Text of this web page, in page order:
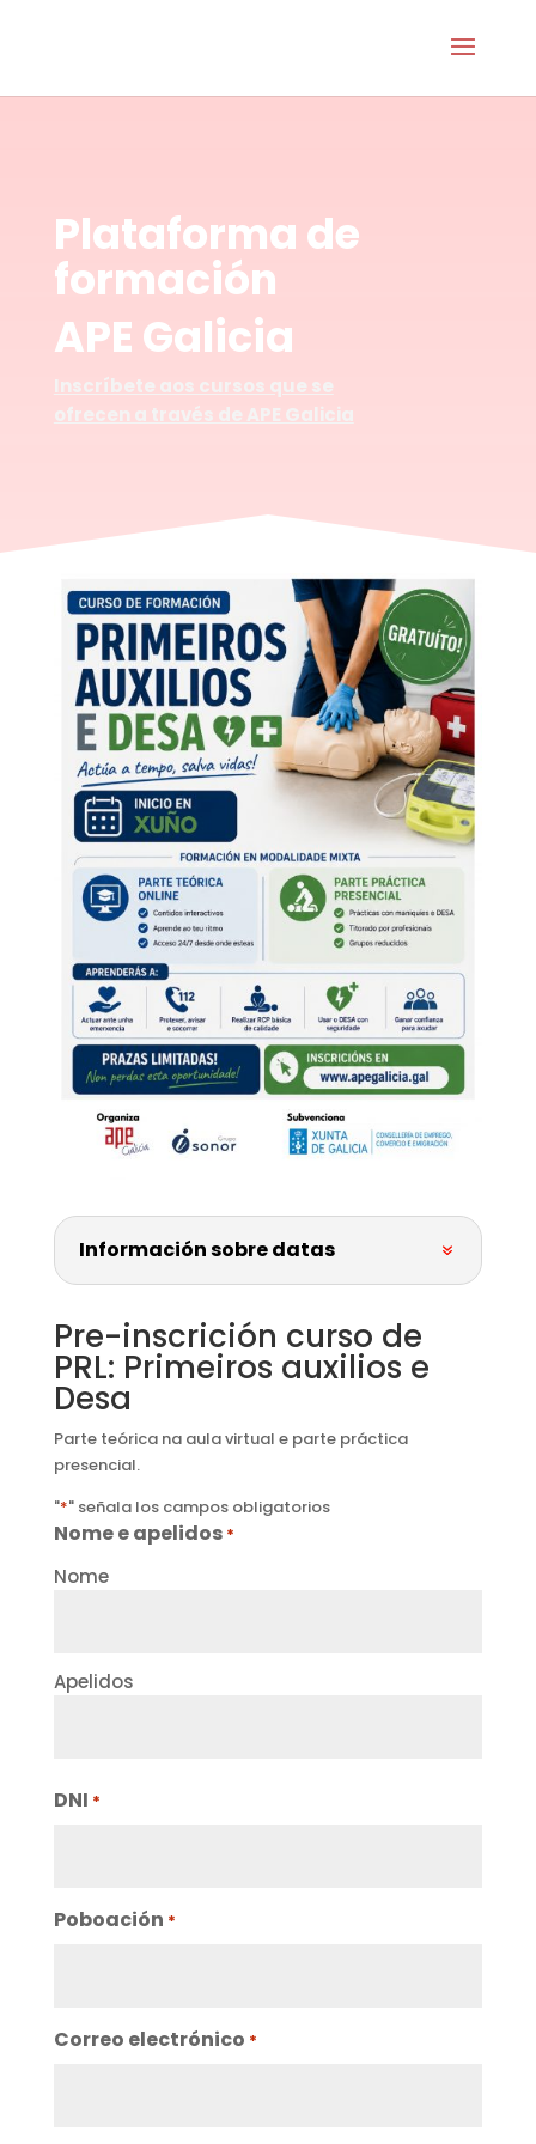
Plataforma de
formación
APE Galicia
Inscríbete aos cursos que se
ofrecen a través de APE Galicia
Información sobre datas
Pre-inscrición curso de
PRL: Primeiros auxilios e
Desa
Parte teórica na aula virtual e parte práctica
presencial.
"*" señala los campos obligatorios
Nome e apelidos *
Nome
Apelidos
DNI *
Poboación *
Correo electrónico *